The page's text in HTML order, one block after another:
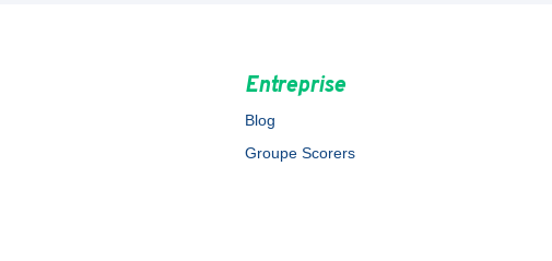
Entreprise
Blog
Groupe Scorers